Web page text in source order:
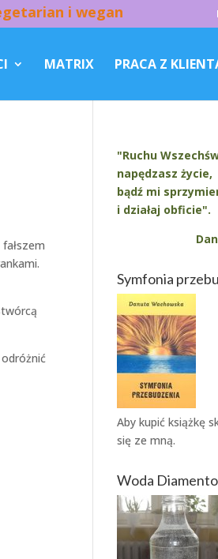
i wegan
MATRIX PRACA Z
"Ruchu
napędzasz życie,
bądź mi
i działaj obficie".
Symfonia
Aby kupić książkę
się ze mną.
Woda